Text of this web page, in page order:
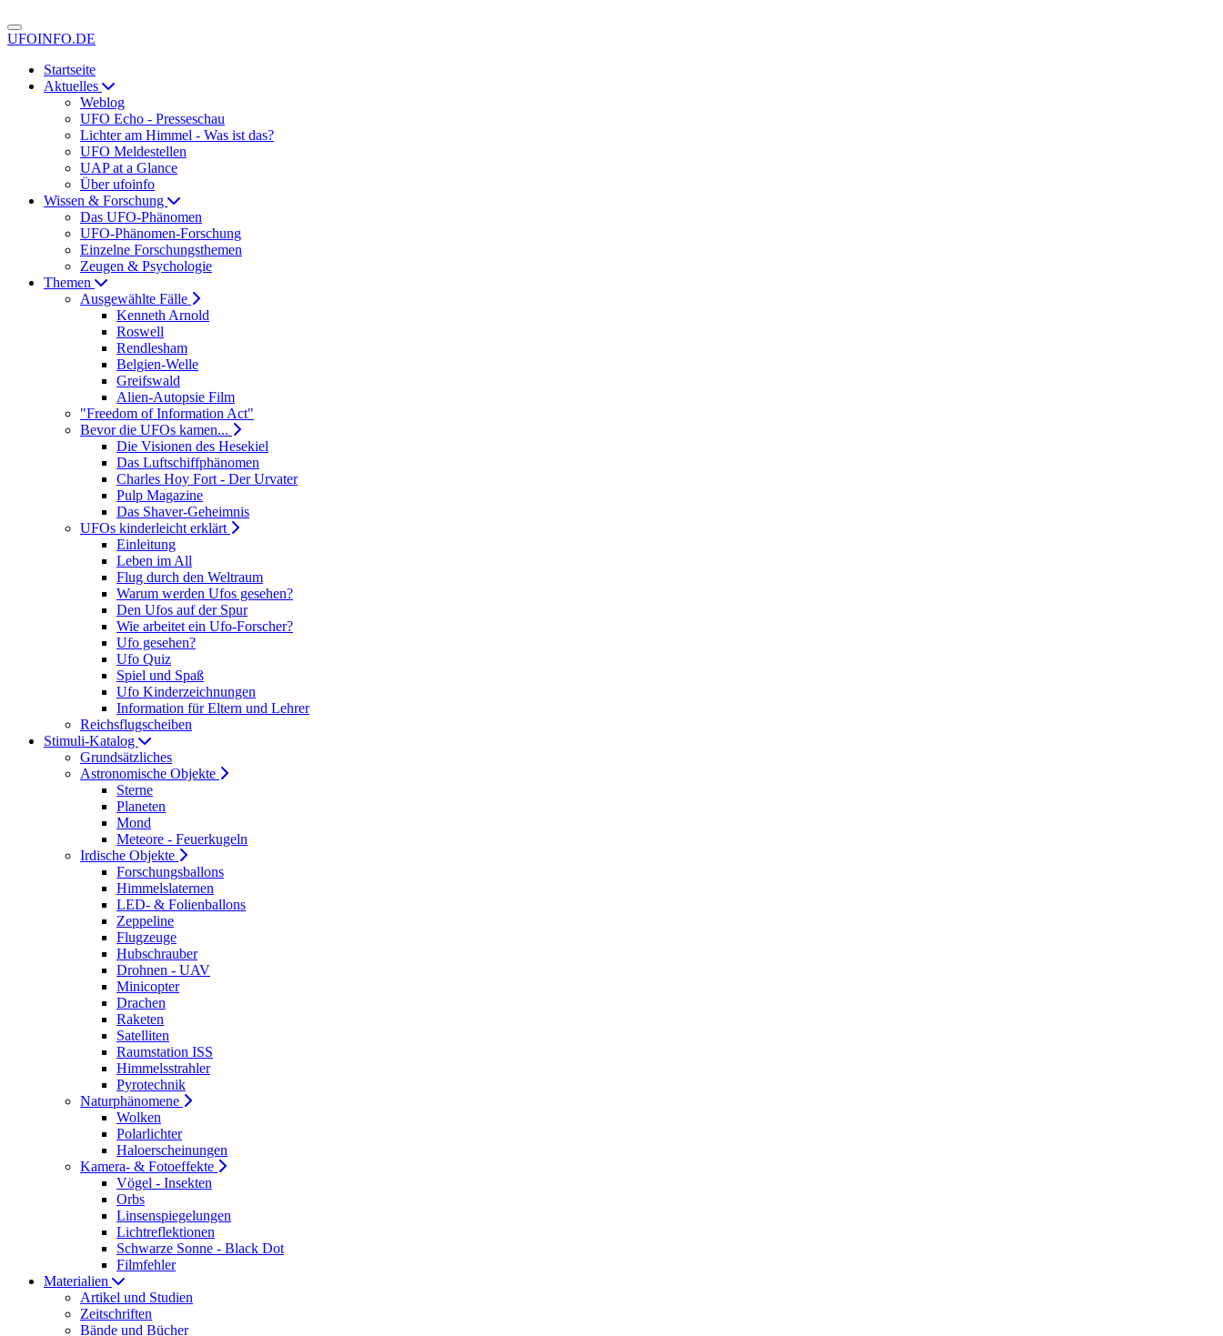
UFOINFO.DE
Startseite
Aktuelles
Weblog
UFO Echo - Presseschau
Lichter am Himmel - Was ist das?
UFO Meldestellen
UAP at a Glance
Über ufoinfo
Wissen & Forschung
Das UFO-Phänomen
UFO-Phänomen-Forschung
Einzelne Forschungsthemen
Zeugen & Psychologie
Themen
Ausgewählte Fälle
Kenneth Arnold
Roswell
Rendlesham
Belgien-Welle
Greifswald
Alien-Autopsie Film
"Freedom of Information Act"
Bevor die UFOs kamen...
Die Visionen des Hesekiel
Das Luftschiffphänomen
Charles Hoy Fort - Der Urvater
Pulp Magazine
Das Shaver-Geheimnis
UFOs kinderleicht erklärt
Einleitung
Leben im All
Flug durch den Weltraum
Warum werden Ufos gesehen?
Den Ufos auf der Spur
Wie arbeitet ein Ufo-Forscher?
Ufo gesehen?
Ufo Quiz
Spiel und Spaß
Ufo Kinderzeichnungen
Information für Eltern und Lehrer
Reichsflugscheiben
Stimuli-Katalog
Grundsätzliches
Astronomische Objekte
Sterne
Planeten
Mond
Meteore - Feuerkugeln
Irdische Objekte
Forschungsballons
Himmelslaternen
LED- & Folienballons
Zeppeline
Flugzeuge
Hubschrauber
Drohnen - UAV
Minicopter
Drachen
Raketen
Satelliten
Raumstation ISS
Himmelsstrahler
Pyrotechnik
Naturphänomene
Wolken
Polarlichter
Haloerscheinungen
Kamera- & Fotoeffekte
Vögel - Insekten
Orbs
Linsenspiegelungen
Lichtreflektionen
Schwarze Sonne - Black Dot
Filmfehler
Materialien
Artikel und Studien
Zeitschriften
Bände und Bücher